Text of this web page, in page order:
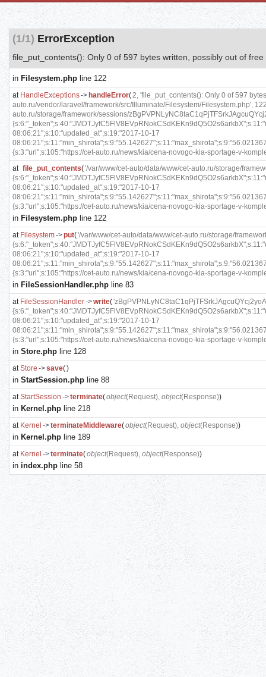
(1/1) ErrorException
file_put_contents(): Only 0 of 597 bytes written, possibly out of free
in Filesystem.php line 122
at HandleExceptions->handleError(2, 'file_put_contents(): Only 0 of 597
auto.ru/vendor/laravel/framework/src/Illuminate/Filesystem/Filesystem.php',
auto.ru/storage/framework/sessions/
08:06:21";s:10:"updated_at";s:19:"2017-10-17
{s:3:"url";s:105:"https://cet-auto.ru/news/kia/cena-novogo-kia-sportage-v-
at file_put_contents('/var/www/cet-auto/data/www/cet-auto.ru/storage/
08:06:21";s:10:"updated_at";s:19:"2017-10-17
{s:3:"url";s:105:"https://cet-auto.ru/news/kia/cena-novogo-kia-sportage-v-
in Filesystem.php line 122
at Filesystem->put('/var/www/cet-auto/data/www/cet-auto.ru/storage/
08:06:21";s:10:"updated_at";s:19:"2017-10-17
{s:3:"url";s:105:"https://cet-auto.ru/news/kia/cena-novogo-kia-sportage-v-
in FileSessionHandler.php line 83
at FileSessionHandler->write(
08:06:21";s:10:"updated_at";s:19:"2017-10-17
{s:3:"url";s:105:"https://cet-auto.ru/news/kia/cena-novogo-kia-sportage-v-
in Store.php line 128
atStore ->save()
in StartSession.php line 88
atStartSession ->terminate(object(Request), object(Response))
in Kernel.php line 218
at Kernel ->terminateMiddleware(object(Request), object(Response))
in Kernel.php line 189
at Kernel ->terminate(object(Request), object(Response))
in index.php line 58